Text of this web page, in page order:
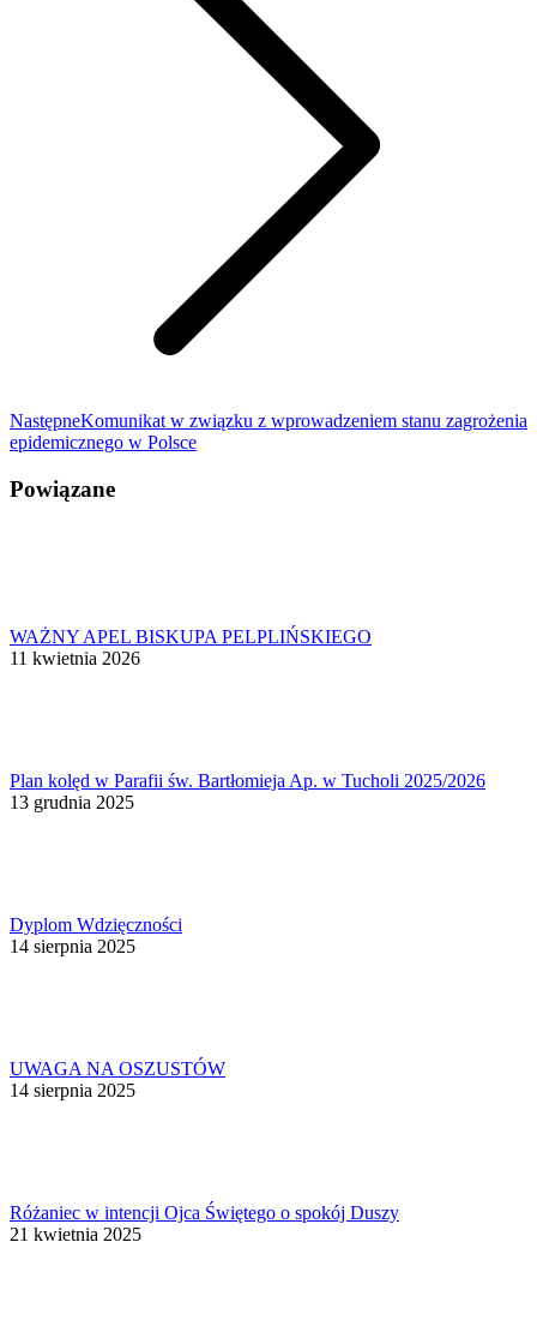
NastępneNastępny
wpis:
Komunikat w związku z wprowadzeniem stanu zagrożenia
epidemicznego w Polsce
Powiązane
WAŻNY APEL BISKUPA PELPLIŃSKIEGO
11 kwietnia 2026
Plan kolęd w Parafii św. Bartłomieja Ap. w Tucholi 2025/2026
13 grudnia 2025
Dyplom Wdzięczności
14 sierpnia 2025
UWAGA NA OSZUSTÓW
14 sierpnia 2025
Różaniec w intencji Ojca Świętego o spokój Duszy
21 kwietnia 2025